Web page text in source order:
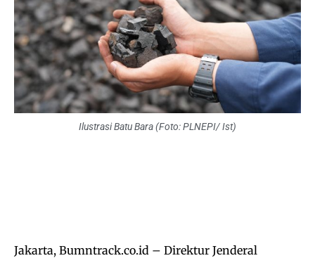
Ilustrasi Batu Bara (Foto: PLNEPI/ Ist)
Jakarta, Bumntrack.co.id – Direktur Jenderal